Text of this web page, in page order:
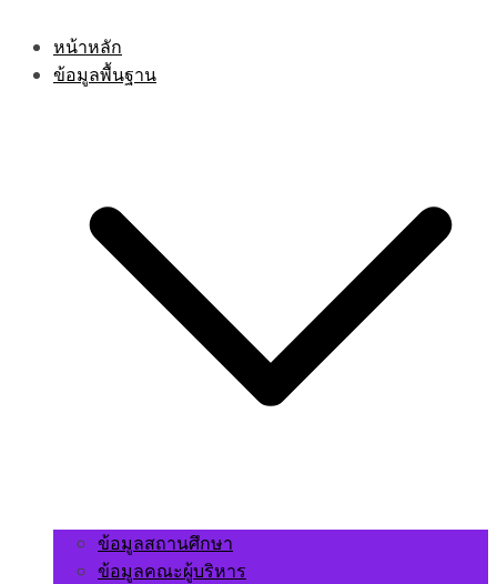
หน้าหลัก
ข้อมูลพื้นฐาน
ข้อมูลสถานศึกษา
ข้อมูลคณะผู้บริหาร